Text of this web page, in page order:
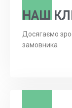
НАШ
Досягаємо
замовника